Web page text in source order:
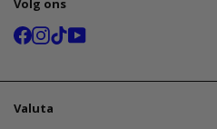
Volg ons
Facebook
Instagram
TikTokYouTube
Valuta